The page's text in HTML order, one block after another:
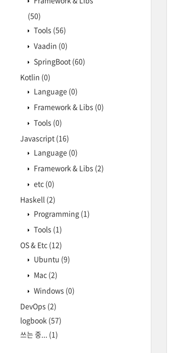
(50)
Tools (56)
Vaadin (0)
SpringBoot (60)
Kotlin (0)
Language (0)
Framework & Libs (0)
Tools (0)
Javascript (16)
Language (0)
Framework & Libs (2)
etc (0)
Haskell (2)
Programming (1)
Tools (1)
OS & Etc (12)
Ubuntu (9)
Mac (2)
Windows (0)
DevOps (2)
logbook (57)
쓰는 중... (1)